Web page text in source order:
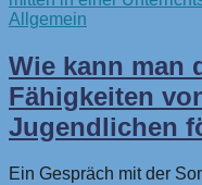
Allgemein
Wie kann man
Fähigkeiten
Jugendlichen
Ein Gespräch mit der